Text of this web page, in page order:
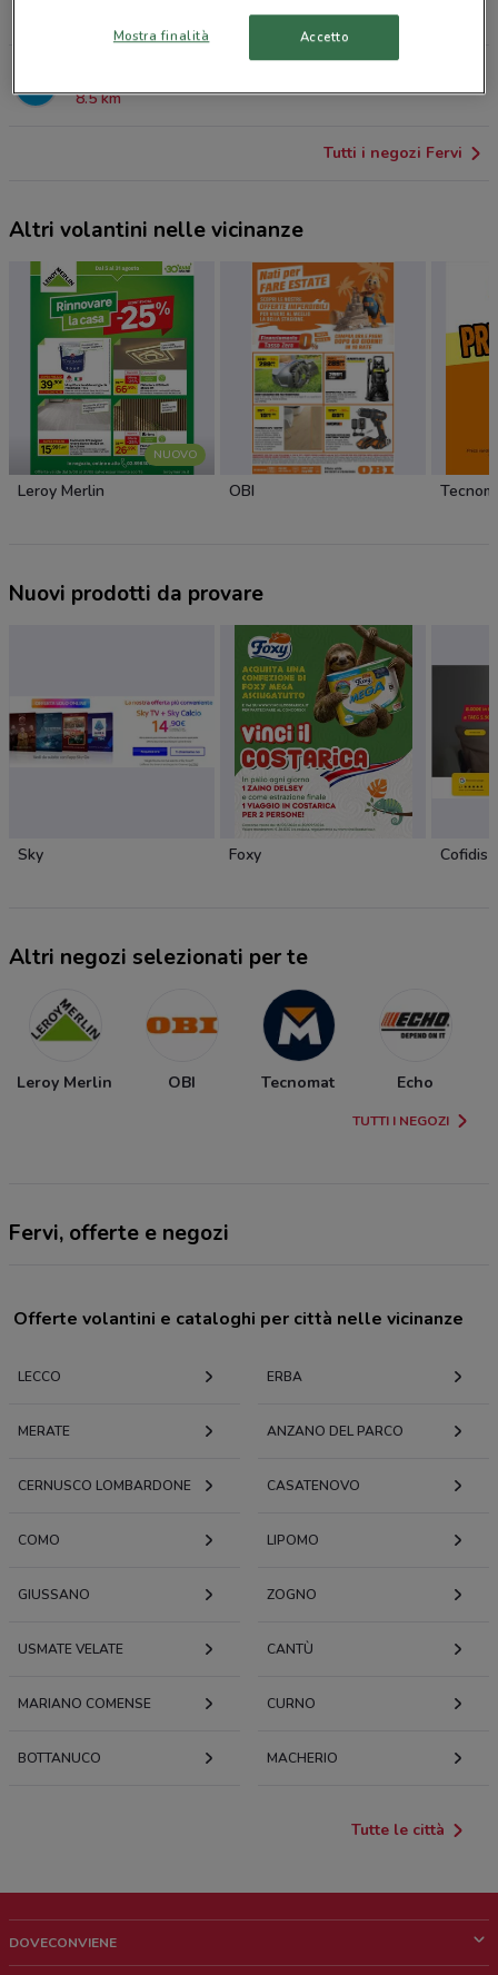
8.5 km
Tutti i negozi Fervi
Altri volantini nelle vicinanze
NUOVO
Leroy Merlin OBI
Nuovi prodotti da provare
Sky Foxy Cofidis
Altri negozi selezionati per te
Leroy Merlin OBI Tecnomat Echo
TUTTI I NEGOZI
Fervi, offerte e negozi
Offerte volantini e cataloghi per città nelle vicinanze
LECCO ERBA
MERATE ANZANO DEL PARCO
CERNUSCO LOMBARDONE CASATENOVO
COMO LIPOMO
GIUSSANO ZOGNO
USMATE VELATE CANTÙ
MARIANO COMENSE CURNO
BOTTANUCO MACHERIO
Tutte le città
DOVECONVIENE
Mostra finalità Accetto